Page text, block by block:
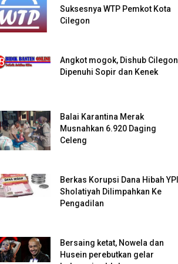
Suksesnya WTP Pemkot Kota
Cilegon
Angkot mogok, Dishub Cilegon
Dipenuhi Sopir dan Kenek
Balai Karantina Merak
Musnahkan 6.920 Daging
Celeng
Berkas Korupsi Dana Hibah YPI
Sholatiyah Dilimpahkan Ke
Pengadilan
Bersaing ketat, Nowela dan
Husein perebutkan gelar